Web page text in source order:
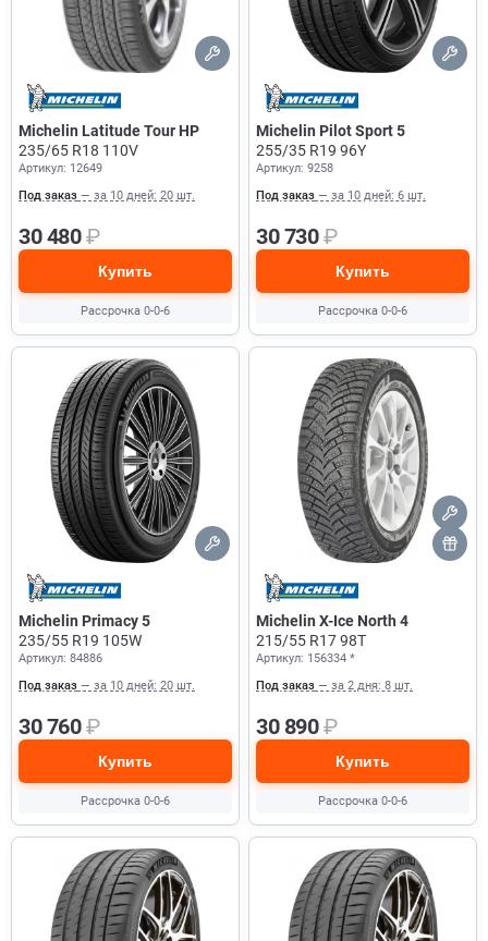
Michelin Latitude Tour HP
235/65 R18 110V
Артикул: 12649
Под заказ — за 10 дней: 20 шт.
30 480₽
Купить
Рассрочка 0-0-6
Michelin Pilot Sport 5
255/35 R19 96Y
Артикул: 9258
Под заказ — за 10 дней: 6 шт.
30 730₽
Купить
Рассрочка 0-0-6
Michelin Primacy 5
235/55 R19 105W
Артикул: 84886
Под заказ — за 10 дней: 20 шт.
30 760₽
Купить
Рассрочка 0-0-6
Michelin X-Ice North 4
215/55 R17 98T
Артикул: 156334 *
Под заказ — за 2 дня: 8 шт.
30 890₽
Купить
Рассрочка 0-0-6